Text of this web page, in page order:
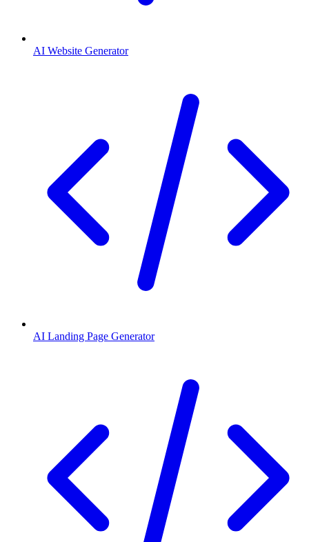
AI Website Generator
AI Landing Page Generator